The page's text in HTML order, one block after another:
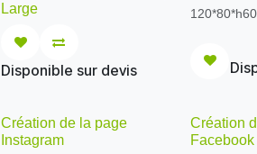
Large
Disponible sur devis
120*80*h60
Création de la page
Instagram
Création
Facebook